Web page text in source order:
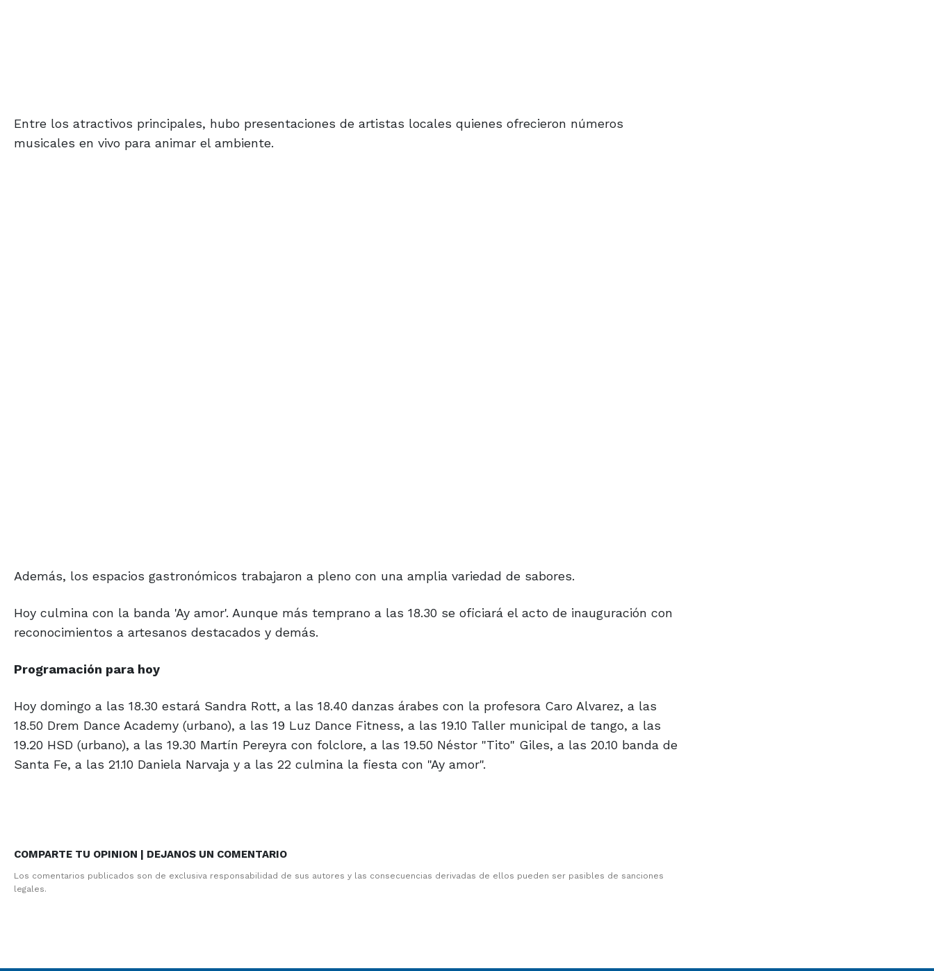
Entre los atractivos principales, hubo presentaciones de artistas locales quienes ofrecieron números
musicales en vivo para animar el ambiente.
Además, los espacios gastronómicos trabajaron a pleno con una amplia variedad de sabores.
Hoy culmina con la banda 'Ay amor'. Aunque más temprano a las 18.30 se oficiará el acto de inauguración con
reconocimientos a artesanos destacados y demás.
Programación para hoy
Hoy domingo a las 18.30 estará Sandra Rott, a las 18.40 danzas árabes con la profesora Caro Alvarez, a las
18.50 Drem Dance Academy (urbano), a las 19 Luz Dance Fitness, a las 19.10 Taller municipal de tango, a las
19.20 HSD (urbano), a las 19.30 Martín Pereyra con folclore, a las 19.50 Néstor "Tito" Giles, a las 20.10 banda de
Santa Fe, a las 21.10 Daniela Narvaja y a las 22 culmina la fiesta con "Ay amor".
COMPARTE TU OPINION | DEJANOS UN COMENTARIO
Los comentarios publicados son de exclusiva responsabilidad de sus autores y las consecuencias derivadas de ellos pueden ser pasibles de sanciones
legales.